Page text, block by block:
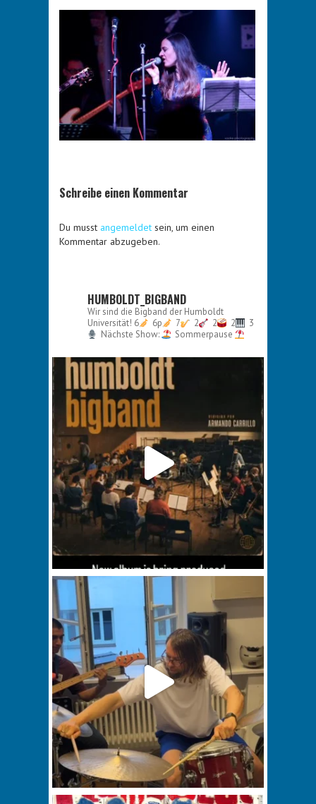
Schreibe einen Kommentar
Du musst angemeldet sein, um einen
Kommentar abzugeben.
HUMBOLDT_BIGBAND
Wir sind die Bigband der Humboldt
Universität! 6 6p 7 2 2 2
3
Nächste Show:
Sommerpause